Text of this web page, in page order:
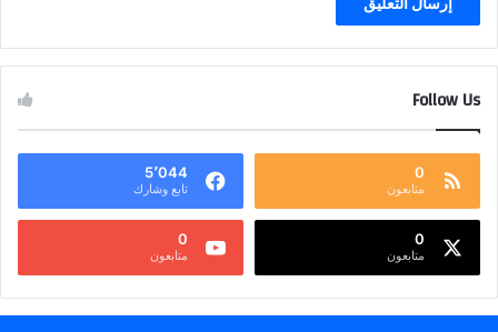
Follow Us
0
متابعون
5٬044
تابع وشارك
0
متابعون
0
متابعون